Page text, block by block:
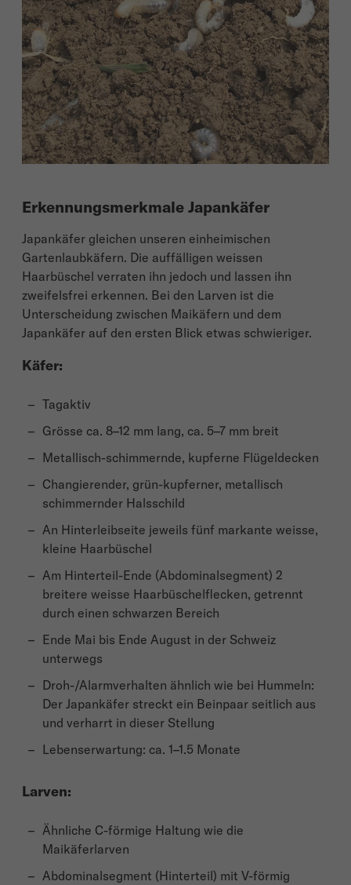
Erkennungsmerkmale Japankäfer
Japankäfer gleichen unseren einheimischen
Gartenlaubkäfern. Die auffälligen weissen
Haarbüschel verraten ihn jedoch und lassen ihn
zweifelsfrei erkennen. Bei den Larven ist die
Unterscheidung zwischen Maikäfern und dem
Japankäfer auf den ersten Blick etwas schwieriger.
Käfer:
Tagaktiv
Grösse ca. 8–12 mm lang, ca. 5–7 mm breit
Metallisch-schimmernde, kupferne Flügeldecken
Changierender, grün-kupferner, metallisch
schimmernder Halsschild
An Hinterleibseite jeweils fünf markante weisse,
kleine Haarbüschel
Am Hinterteil-Ende (Abdominalsegment) 2
breitere weisse Haarbüschelflecken, getrennt
durch einen schwarzen Bereich
Ende Mai bis Ende August in der Schweiz
unterwegs
Droh-/Alarmverhalten ähnlich wie bei Hummeln:
Der Japankäfer streckt ein Beinpaar seitlich aus
und verharrt in dieser Stellung
Lebenserwartung: ca. 1–1.5 Monate
Larven:
Ähnliche C-förmige Haltung wie die
Maikäferlarven
Abdominalsegment (Hinterteil) mit V-förmig